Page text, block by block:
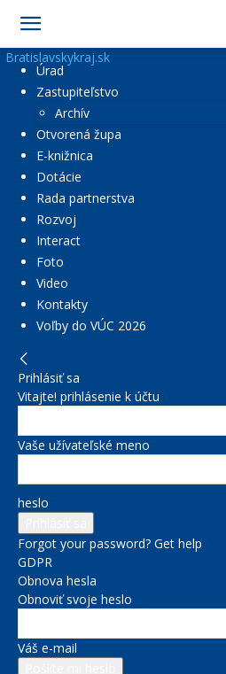
Bratislavskykraj.sk
Úrad
Zastupiteľstvo
Archív
Otvorená župa
E-knižnica
Dotácie
Rada partnerstva
Rozvoj
Interact
Foto
Video
Kontakty
Voľby do VÚC 2026
Prihlásiť sa
Vitajte! prihlásenie k účtu
Vaše užívateľské meno
heslo
Forgot your password? Get help
GDPR
Obnova hesla
Obnoviť svoje heslo
Váš e-mail